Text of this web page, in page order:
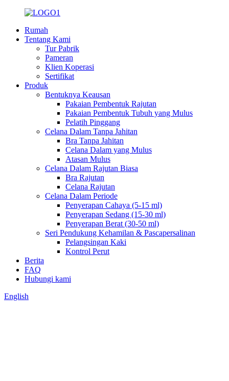
Rumah
Tentang Kami
Tur Pabrik
Pameran
Klien Koperasi
Sertifikat
Produk
Bentuknya Keausan
Pakaian Pembentuk Rajutan
Pakaian Pembentuk Tubuh yang Mulus
Pelatih Pinggang
Celana Dalam Tanpa Jahitan
Bra Tanpa Jahitan
Celana Dalam yang Mulus
Atasan Mulus
Celana Dalam Rajutan Biasa
Bra Rajutan
Celana Rajutan
Celana Dalam Periode
Penyerapan Cahaya (5-15 ml)
Penyerapan Sedang (15-30 ml)
Penyerapan Berat (30-50 ml)
Seri Pendukung Kehamilan & Pascapersalinan
Pelangsingan Kaki
Kontrol Perut
Berita
FAQ
Hubungi kami
English